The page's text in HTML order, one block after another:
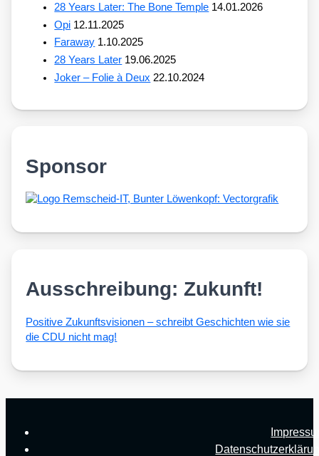
28 Years Later: The Bone Temple 14.01.2026
Opi 12.11.2025
Faraway 1.10.2025
28 Years Later 19.06.2025
Joker – Folie à Deux 22.10.2024
Sponsor
Ausschreibung: Zukunft!
Posi­ti­ve Zukunfts­vi­sio­nen – schreibt Geschich­ten wie sie
die CDU nicht mag!